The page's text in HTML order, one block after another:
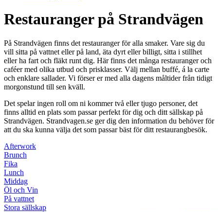
Restauranger på Strandvägen
På Strandvägen finns det restauranger för alla smaker. Vare sig du
vill sitta på vattnet eller på land, äta dyrt eller billigt, sitta i stillhet
eller ha fart och fläkt runt dig. Här finns det många restauranger och
caféer med olika utbud och prisklasser. Välj mellan buffé, á la carte
och enklare sallader. Vi förser er med alla dagens måltider från tidigt
morgonstund till sen kväll.
Det spelar ingen roll om ni kommer två eller tjugo personer, det
finns alltid en plats som passar perfekt för dig och ditt sällskap på
Strandvägen. Strandvagen.se ger dig den information du behöver för
att du ska kunna välja det som passar bäst för ditt restaurangbesök.
Afterwork
Brunch
Fika
Lunch
Middag
Öl och Vin
På vattnet
Stora sällskap